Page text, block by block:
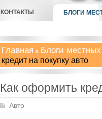
КОНТАКТЫ БЛОГИ
Главная Блоги
кредит на покупку авто
Как оформить
Авто